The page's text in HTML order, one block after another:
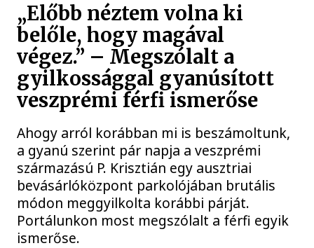
„Előbb néztem volna ki
belőle, hogy magával
végez.” – Megszólalt a
gyilkossággal gyanúsított
veszprémi férfi ismerőse
Ahogy arról korábban mi is beszámoltunk,
a gyanú szerint pár napja a veszprémi
származású P. Krisztián egy ausztriai
bevásárlóközpont parkolójában brutális
módon meggyilkolta korábbi párját.
Portálunkon most megszólalt a férfi egyik
ismerőse.